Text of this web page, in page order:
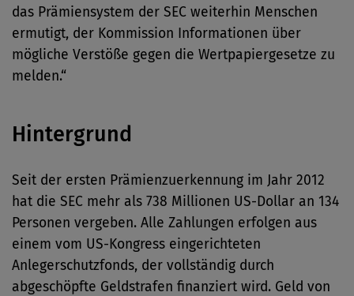
das Prämiensystem der SEC weiterhin Menschen
ermutigt, der Kommission Informationen über
mögliche Verstöße gegen die Wertpapiergesetze zu
melden.“
Hintergrund
Seit der ersten Prämienzuerkennung im Jahr 2012
hat die SEC mehr als 738 Millionen US-Dollar an 134
Personen vergeben. Alle Zahlungen erfolgen aus
einem vom US-Kongress eingerichteten
Anlegerschutzfonds, der vollständig durch
abgeschöpfte Geldstrafen finanziert wird. Geld von